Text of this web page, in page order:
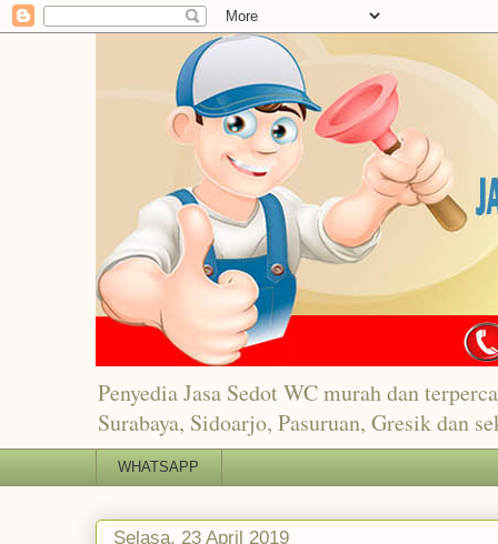
Penyedia Jasa Sedot WC murah dan
Surabaya, Sidoarjo, Pasuruan, Gresik dan
WHATSAPP
Selasa, 23 April 2019